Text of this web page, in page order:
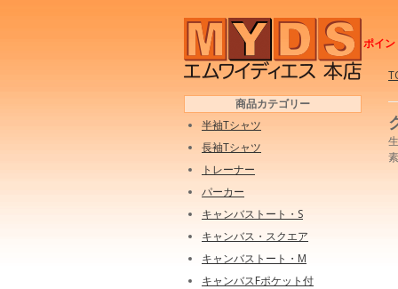
ポイン
商品カテゴリー
半袖Tシャツ
長袖Tシャツ
トレーナー
パーカー
キャンバストート・S
キャンバス・スクエア
キャンバストート・M
キャンバスFポケット付